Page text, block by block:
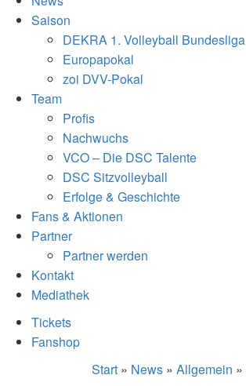
Saison
DEKRA 1. Volleyball Bundesliga
Europapokal
zoi DVV-Pokal
Team
Profis
Nachwuchs
VCO – Die DSC Talente
DSC Sitzvolleyball
Erfolge & Geschichte
Fans & Aktionen
Partner
Partner werden
Kontakt
Mediathek
Tickets
Fanshop
Start » News » Allgemein »